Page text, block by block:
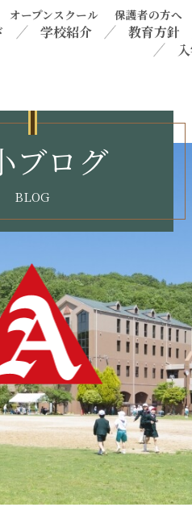
オープンスクール 保護者の方へ
学校紹介 教育方針
ブログ
BLOG